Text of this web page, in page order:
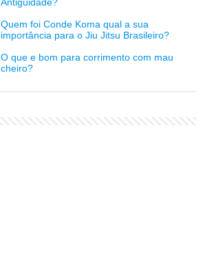
Quem foi Conde Koma qual a sua
importância para o Jiu Jitsu Brasileiro?
O que e bom para corrimento com mau
cheiro?